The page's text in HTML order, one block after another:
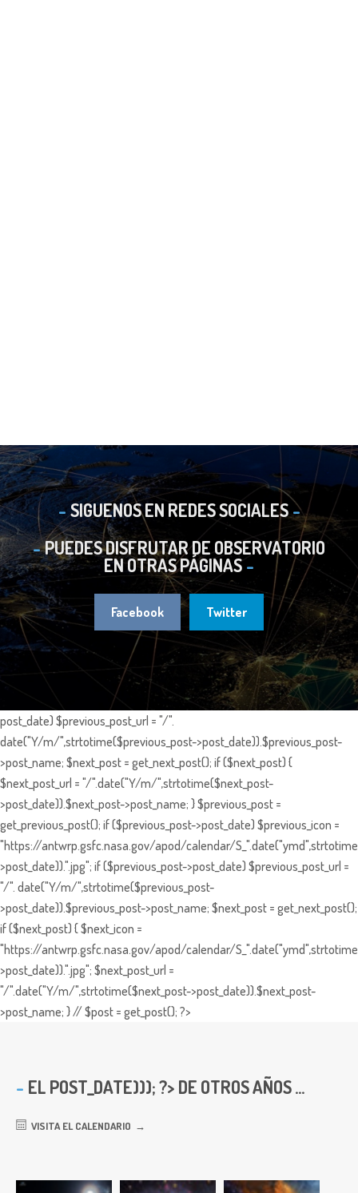
SIGUENOS EN REDES SOCIALES
PUEDES DISFRUTAR DE OBSERVATORIO
EN OTRAS PÁGINAS
Facebook Twitter
post_date) $previous_post_url = "/".
date("Y/m/",strtotime($previous_post->post_date)).$previous_post-
>post_name; $next_post = get_next_post(); if ($next_post) {
$next_post_url = "/".date("Y/m/",strtotime($next_post-
>post_date)).$next_post->post_name; } $previous_post =
get_previous_post(); if ($previous_post->post_date) $previous_icon =
"https://antwrp.gsfc.nasa.gov/apod/calendar/
>post_date)).".jpg"; if ($previous_post->post_date) $previous_post_url =
"/". date("Y/m/",strtotime($previous_post-
>post_date)).$previous_post->post_name; $next_post = get_next_post();
if ($next_post) { $next_icon =
"https://antwrp.gsfc.nasa.gov/apod/calendar/
>post_date)).".jpg"; $next_post_url =
"/".date("Y/m/",strtotime($next_post->post_date)).$next_post-
>post_name; } // $post = get_post(); ?>
EL POST_DATE))); ?> DE OTROS AÑOS ...
VISITA EL CALENDARIO